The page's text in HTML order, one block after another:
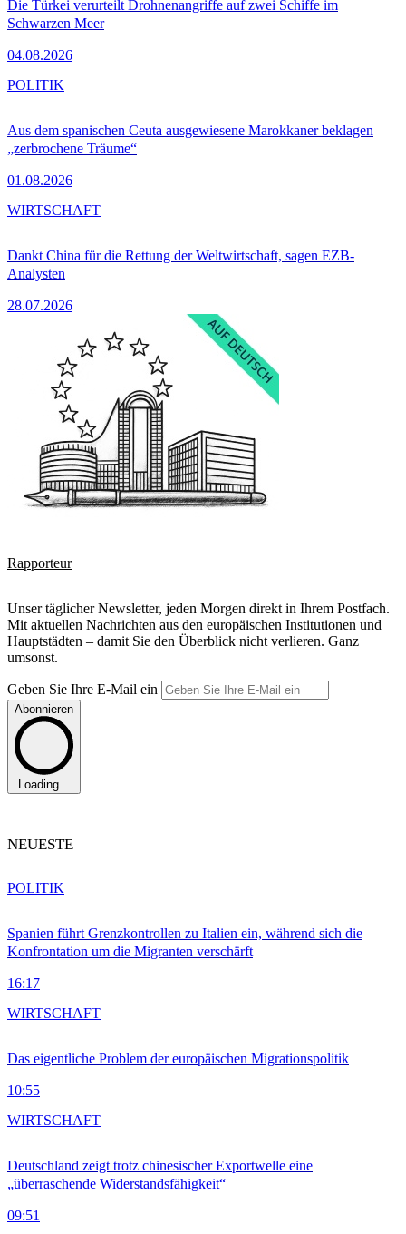
Die Türkei verurteilt Drohnenangriffe auf zwei Schiffe im
Schwarzen Meer
04.08.2026
Aus dem spanischen Ceuta ausgewiesene Marokkaner beklagen
„zerbrochene Träume“
01.08.2026
POLITIK
Dankt China für die Rettung der Weltwirtschaft, sagen EZB-
Analysten
28.07.2026
WIRTSCHAFT
Rapporteur
Unser täglicher Newsletter, jeden Morgen direkt in Ihrem Postfach.
Mit aktuellen Nachrichten aus den europäischen Institutionen und
Hauptstädten – damit Sie den Überblick nicht verlieren. Ganz
umsonst.
Geben Sie Ihre E-Mail ein
Abonnieren
Loading...
NEUESTE
Spanien führt Grenzkontrollen zu Italien ein, während sich die
Konfrontation um die Migranten verschärft
16:17
POLITIK
Das eigentliche Problem der europäischen Migrationspolitik
10:55
WIRTSCHAFT
Deutschland zeigt trotz chinesischer Exportwelle eine
„überraschende Widerstandsfähigkeit“
09:51
WIRTSCHAFT